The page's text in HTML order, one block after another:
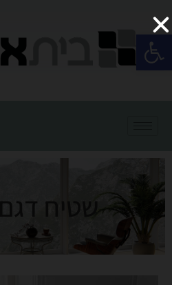
פתח סרגל נגישות
שטיח דגם 8295